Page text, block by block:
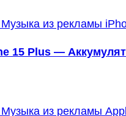
15 Plus —